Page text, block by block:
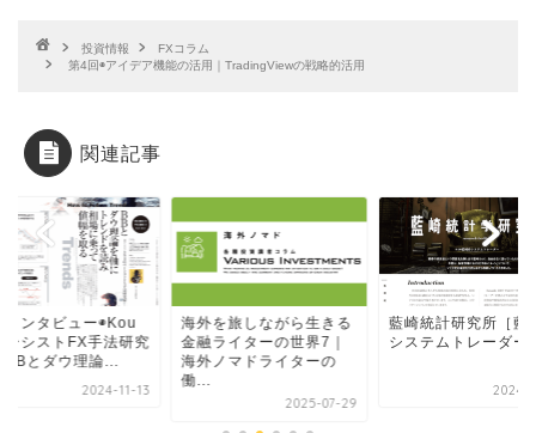
投資情報
FXコラム
第4回◉アイデア機能の活用｜TradingViewの戦略的活用
関連記事
インタビュー◉Kou
ーシストFX手法研究
BBとダウ理論...
2024-11-13
海外を旅しながら生きる
金融ライターの世界7｜
海外ノマドライターの
働...
2025-07-29
藍崎統計研究所［藍
システムトレーダー
2024-